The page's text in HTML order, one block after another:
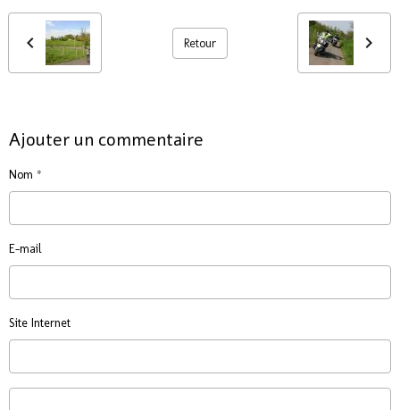
Retour
Ajouter un commentaire
Nom
E-mail
Site Internet